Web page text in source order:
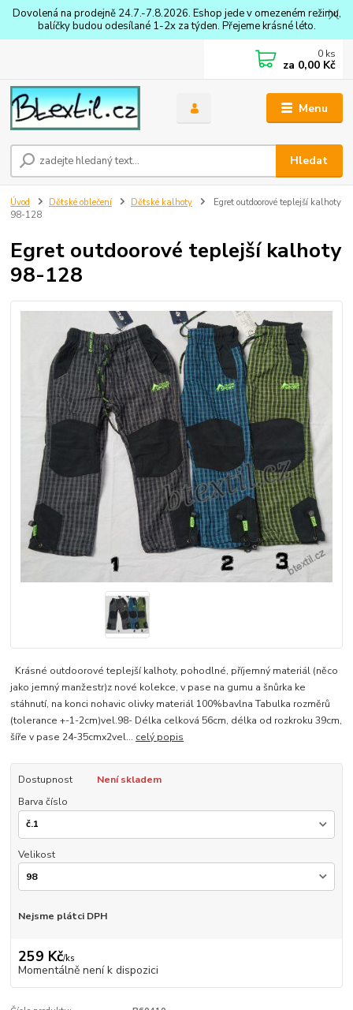
Dovolená na prodejně 24.7.-7.8.2026. Eshop jede v omezeném režimu,
balíčky budou odesílané 1-2x za týden. Přejeme krásné léto.
Menu
Hledat
0 ks
za 0,00 Kč
Úvod Dětské oblečení Dětské kalhoty
Egret outdoorové teplejší kalhoty
98-128
Egret outdoorové teplejší kalhoty
98-128
Krásné outdoorové teplejší kalhoty, pohodlné, příjemný materiál (něco
jako jemný manžestr)z nové kolekce, v pase na gumu a šnůrka ke
stáhnutí, na konci nohavic olivky materiál 100%bavlna Tabulka rozměrů
(tolerance +-1-2cm)vel.98- Délka celková 56cm, délka od rozkroku 39cm,
šíře v pase 24-35cmx2vel... celý popis
Dostupnost
Není skladem
Barva číslo
Velikost
Nejsme plátci DPH
259 Kč/ks
Momentálně není k dispozici